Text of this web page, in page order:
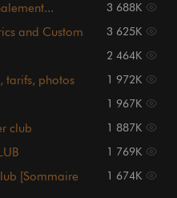
3 688K
and Custom
3 625K
2 464K
tarifs, photos
1 972K
1 967K
club 1 887K
1 769K
[Sommaire
1 674K